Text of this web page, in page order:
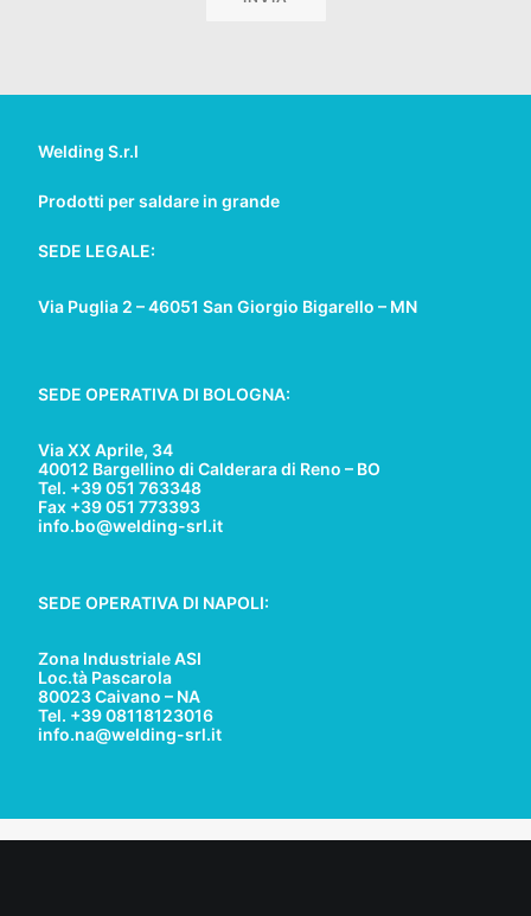
Welding S.r.l
Prodotti per saldare in grande
SEDE LEGALE:
Via Puglia 2 – 46051 San Giorgio Bigarello – MN
SEDE OPERATIVA DI BOLOGNA:
Via XX Aprile, 34
40012 Bargellino di Calderara di Reno – BO
Tel. +39 051 763348
Fax +39 051 773393
info.bo@welding-srl.it
SEDE OPERATIVA DI NAPOLI:
Zona Industriale ASI
Loc.tà Pascarola
80023 Caivano – NA
Tel. +39 08118123016
info.na@welding-srl.it